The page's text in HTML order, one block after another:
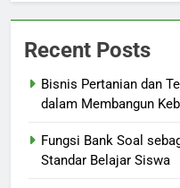
Recent Posts
Bisnis Pertanian dan
dalam Membangun
Fungsi Bank Soal
Standar Belajar Siswa